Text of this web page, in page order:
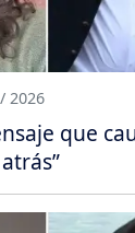
2026
que